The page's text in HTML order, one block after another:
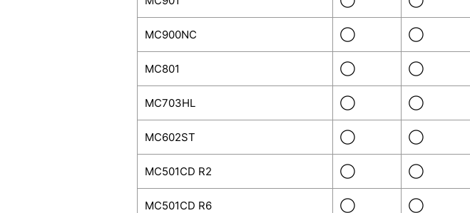
MC900NC ◯ ◯
MC801 ◯ ◯
MC703HL ◯ ◯
MC602ST ◯ ◯
MC501CD R2 ◯ ◯
MC501CD R6 ◯ ◯